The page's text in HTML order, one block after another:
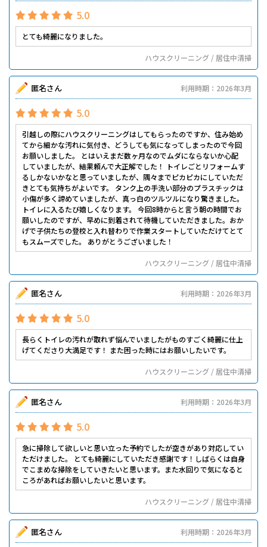
5.0
とても綺麗になりました。
ハウスクリーニング / 居住中清掃
匿名さん 利用時期：2026年3月
5.0
引越しの際にハウスクリーニングはしてもらったのですか、住み始め
てから細かな汚れに気付き、どうしても気になってしまったので今回
お願いしました。 とはいえまだ数ヶ月なのでムダにならないか心配
していましたが、結果頼んで大正解でした！ トイレごとリフォームす
るしかないかなと思っていましたが、隅々までピカピカにしていただ
きとても気持ちがよいです。 タンク上の手洗い部分のプラスチックは
小傷が多く諦めていましたが、真っ白のツルツルになり驚きました。
トイレに入るたび嬉しくなります。 今回8時からと言う朝の時間でお
願いしたのですが、早めに到着されて待機していただきました。おか
げで子供たちの登校と入れ替わりで作業スタートしていただけてとて
もスムーズでした。 ありがとうございました！
ハウスクリーニング / 居住中清掃
匿名さん 利用時期：2026年3月
5.0
長らくトイレの汚れが取れず悩んでいましたがものすごく綺麗に仕上
げてくださり大満足です！ また困った時にはお願いしたいです。
ハウスクリーニング / 居住中清掃
匿名さん 利用時期：2026年3月
5.0
急に掃除して欲しいと思い立った予約でしたが空きがあり対応してい
ただけました。 とても綺麗にしていただき感謝です！しばらくは自身
でこまめな掃除をしていきたいと思います。また水回りで気になると
ころがあればお願いしたいと思います。
ハウスクリーニング / 居住中清掃
匿名さん 利用時期：2026年3月